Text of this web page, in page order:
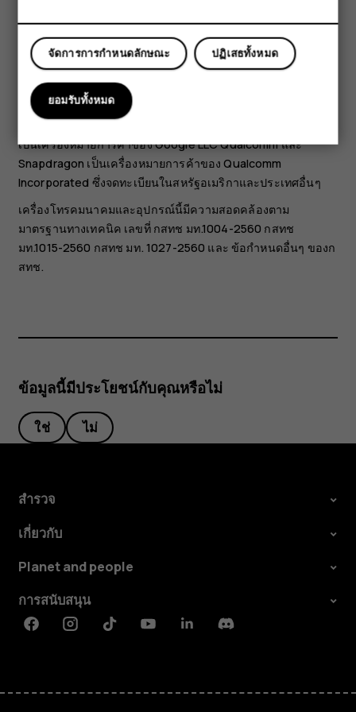
นโยบายความเป็นส่วนตัวของ HMD Global ที่
http://www.hmd.com/privacyจะนำมาใช้กับรูปแบบการใช้
งานอุปกรณ์ของคุณด้วย
เครื่องหมายคำว่า Bluetooth และโลโก้เป็นของ Bluetooth SIG,
Inc. และการใช้งานเครื่องหมายนี้โดย HMD Global จะเป็นการใช้
ภายใต้ใบอนุญาตใช้งาน Android, Google และเครื่องหมายอื่นๆ
เป็นเครื่องหมายการค้าของ Google LLC Qualcomm และ
Snapdragon เป็นเครื่องหมายการค้าของ Qualcomm
Incorporated ซึ่งจดทะเบียนในสหรัฐอเมริกาและประเทศอื่นๆ
เครื่องโทรคมนาคมและอุปกรณ์นี้มีความสอดคล้องตาม
มาตรฐานทางเทคนิค เลขที่ กสทช มท.1004-2560 กสทช
มท.1015-2560 กสทช มท. 1027-2560 และ ข้อกำหนดอื่นๆ ของก
สทช.
ข้อมูลนี้มีประโยชน์กับคุณหรือไม่
ใช่ ไม่
สำรวจ
เกี่ยวกับ
Planet and people
การสนับสนุน
FacebookInstagramTiktokYoutubeLinkedinDiscord
ปฏิเสธทั้งหมด
จัดการการกำหนดลักษณะ
ยอมรับทั้งหมด